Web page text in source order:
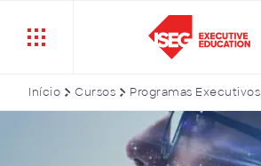
Início Cursos Programas Executivos